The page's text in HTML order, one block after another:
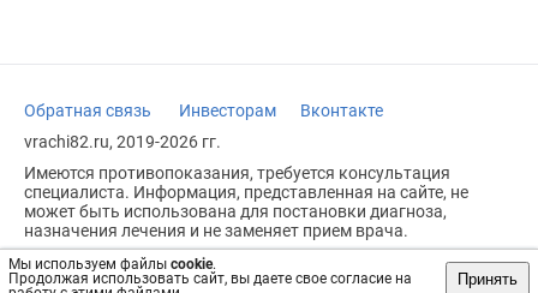
Мы используем файлы cookie.
Продолжая использовать сайт, вы даете свое согласие на
Принять
Обратная связь Инвесторам
Вконтакте
vrachi82.ru, 2019-2026 гг.
Имеются противопоказания, требуется консультация
специалиста. Информация, представленная на сайте, не
может быть использована для постановки диагноза,
назначения лечения и не заменяет прием врача.
Возрастное ограничение: 18+